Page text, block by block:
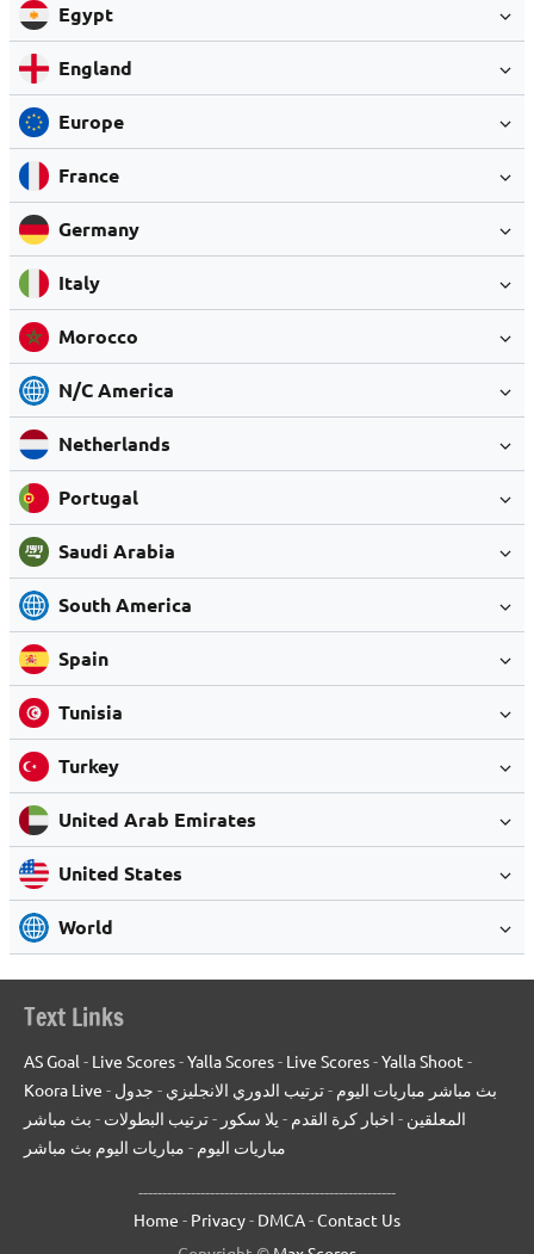
Egypt
England
Europe
France
Germany
Italy
Morocco
N/C America
Netherlands
Portugal
Saudi Arabia
South America
Spain
Tunisia
Turkey
United Arab Emirates
United States
World
Text Links
AS Goal - Live Scores-Yalla Scores- Live Scores-Yalla Shoot -
Koora Live - بث مباشر مباريات اليوم -ترتيب الدوري الانجليزي - جدول
المعلقين - اخبار كرة القدم - يلا سكور -ترتيب البطولات - بث مباشر
مباريات اليوم - مباريات اليوم بث مباشر
------------------------------------------------------
Home - Privacy- DMCA-Contact Us